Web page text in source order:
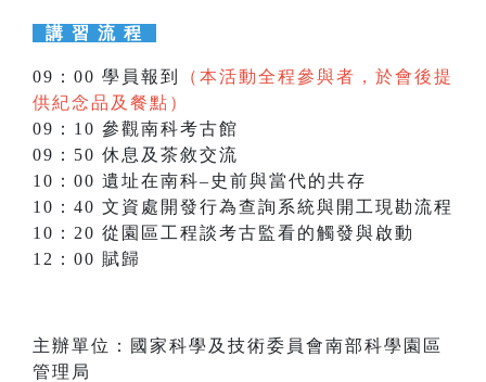
講 習 流 程
09：00 學員報到
（本活動全程參與者，於會後提
供紀念品及餐點）
09：10 參觀南科考古館
09：50 休息及茶敘交流
10：00 遺址在南科–史前與當代的共存
10：40 文資處開發行為查詢系統與開工現勘流程
10：20 從園區工程談考古監看的觸發與啟動
12：00 賦歸
主辦單位：國家科學及技術委員會南部科學園區
管理局